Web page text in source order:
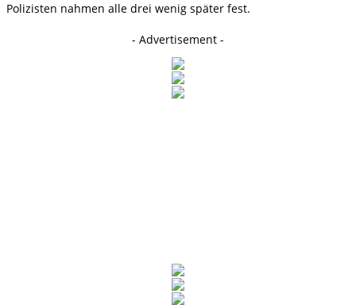
Polizisten nahmen alle drei wenig später fest.
- Advertisement -